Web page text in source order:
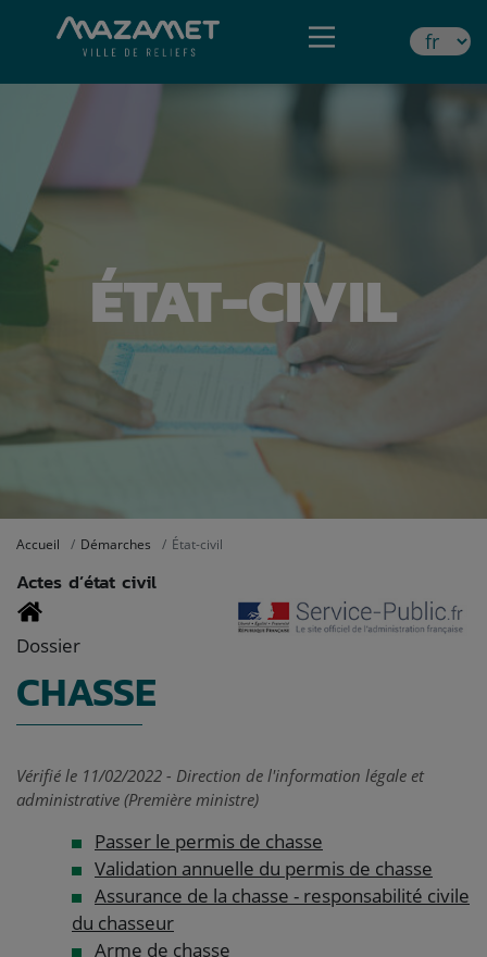
ÉTAT-CIVIL
Accueil Démarches État-civil
Actes d’état civil
Dossier
CHASSE
Vérifié le 11/02/2022 - Direction de l'information légale et
administrative (Première ministre)
Passer le permis de chasse
Validation annuelle du permis de chasse
Assurance de la chasse - responsabilité civile
du chasseur
Arme de chasse